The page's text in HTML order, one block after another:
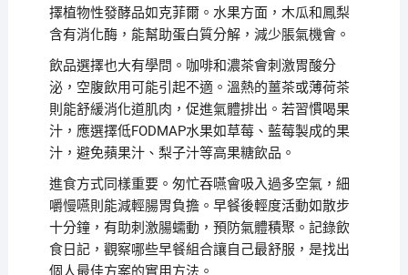
擇植物性發酵品如克菲爾。水果方面，木瓜和鳳梨
含有消化酶，能幫助蛋白質分解，減少脹氣機會。
飲品選擇也大有學問。咖啡和濃茶會刺激胃酸分
泌，空腹飲用可能引起不適。溫熱的薑茶或薄荷茶
則能舒緩消化道肌肉，促進氣體排出。若習慣喝果
汁，應選擇低FODMAP水果如草莓、藍莓製成的果
汁，避免蘋果汁、梨子汁等高果糖飲品。
進食方式同樣重要。匆忙吞嚥會吸入過多空氣，細
嚼慢嚥則能減輕腸胃負擔。早餐後輕度活動如散步
十分鐘，有助刺激腸蠕動，預防氣體積聚。記錄飲
食日記，觀察哪些早餐組合讓自己最舒服，是找出
個人最佳方案的實用方法。